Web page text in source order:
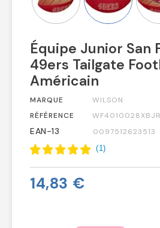
Équipe Junior San
49ers Tailgate
Américain
MARQUE
WILSON
RÉFÉRENCE
WF4010028XBJR
EAN-13 0097512623513
(1)
14,83 €